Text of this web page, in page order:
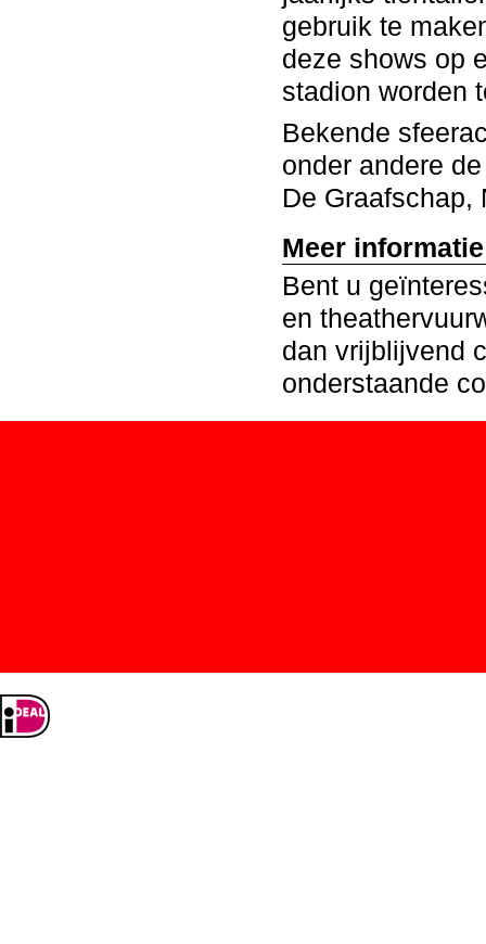
gebruik te
deze shows op
stadion worden
Bekende
onder andere
De Graafschap,
Meer
Bent u
en
dan vrijblijvend
onderstaande